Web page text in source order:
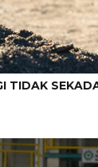
TIDAK